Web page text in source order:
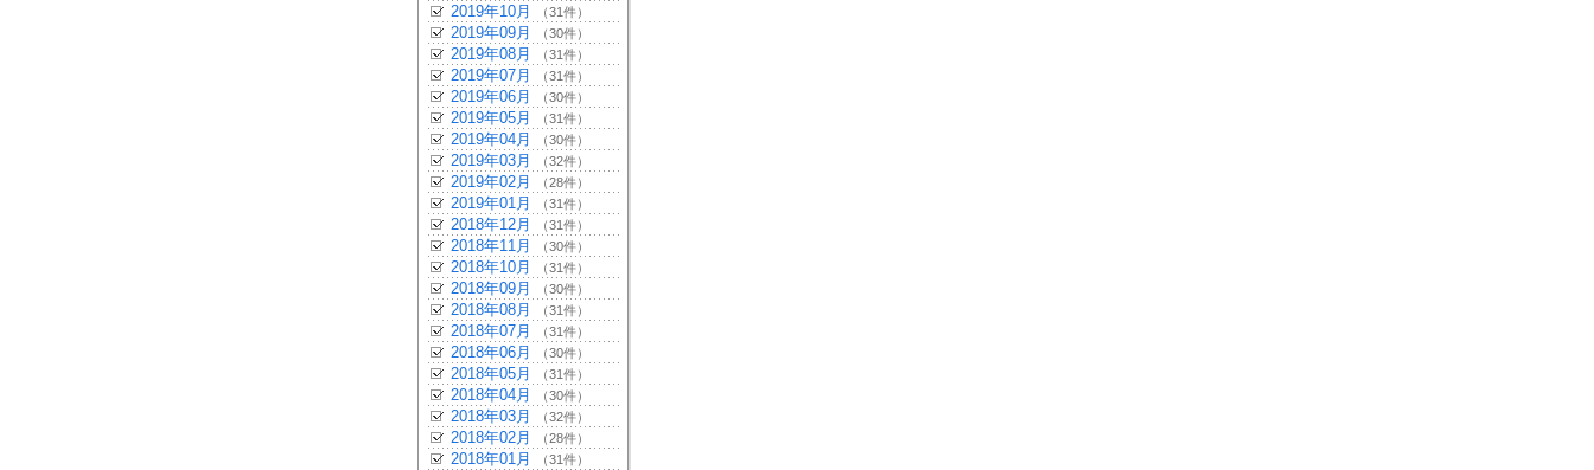
2019年10月 （31件）
2019年09月 （30件）
2019年08月 （31件）
2019年07月 （31件）
2019年06月 （30件）
2019年05月 （31件）
2019年04月 （30件）
2019年03月 （32件）
2019年02月 （28件）
2019年01月 （31件）
2018年12月 （31件）
2018年11月 （30件）
2018年10月 （31件）
2018年09月 （30件）
2018年08月 （31件）
2018年07月 （31件）
2018年06月 （30件）
2018年05月 （31件）
2018年04月 （30件）
2018年03月 （32件）
2018年02月 （28件）
2018年01月 （31件）